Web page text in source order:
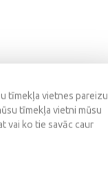
tīmekļa vietnes pareizu
tīmekļa vietni mūsu
vai ko tie savāc caur